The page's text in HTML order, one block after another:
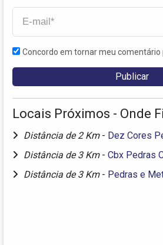
Concordo em tornar meu comentário
Locais Próximos - Onde
Distância de 2 Km - Dez Cores
Distância de 3 Km - Cbx Pedras
Distância de 3 Km - Pedras e